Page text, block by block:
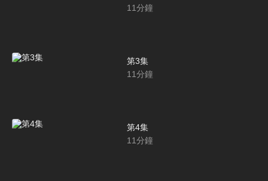
11分鐘
第3集
11分鐘
第4集
11分鐘